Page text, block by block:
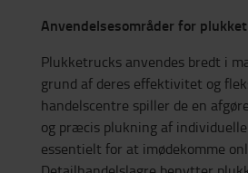
Anvendelsesområder for
Plukketrucks anvendes bredt i
grund af deres effektivitet og
handelscentre spiller de en
og præcis plukning af
essentielt for at imødekomme